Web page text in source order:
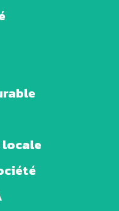
locale